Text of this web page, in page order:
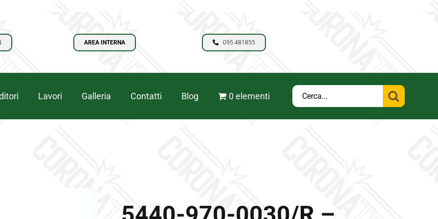
AREA INTERNA 095 481855
Lavori Galleria Contatti Blog 0 elementi
Cerca
per: